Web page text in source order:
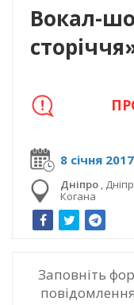
Вокал-
8 січня
Дніпро ,
Когана
Заповніть